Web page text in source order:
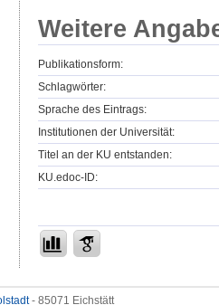
Weitere
Publikationsform:
Schlagwörter:
Sprache des Eintrags:
Institutionen der Universität:
Titel an der KU entstanden:
KU.edoc-ID:
- 85071 Eichstätt